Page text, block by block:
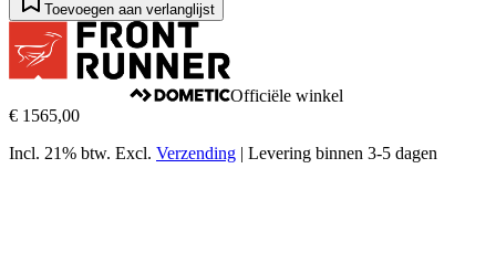
Toevoegen aan verlanglijst
Officiële winkel
€ 1565,00
Incl. 21% btw. Excl. Verzending | Levering binnen 3-5 dagen